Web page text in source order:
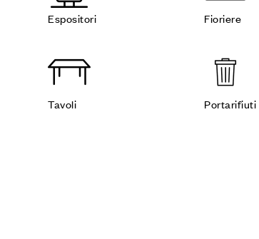
Espositori Fioriere
Tavoli Portarifiuti